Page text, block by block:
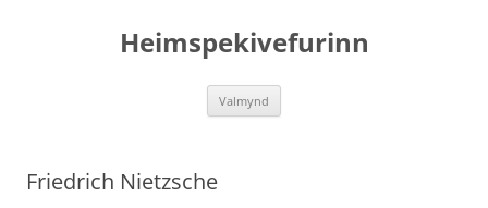
Heimspekivefurinn
Valmynd
Friedrich Nietzsche